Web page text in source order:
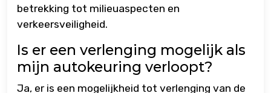
betrekking tot milieuaspecten en
verkeersveiligheid.
Is er een verlenging mogelijk als
mijn autokeuring verloopt?
Ja, er is een mogelijkheid tot verlenging van de